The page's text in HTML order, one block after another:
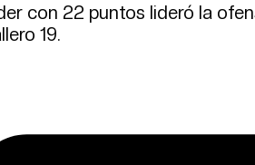
con 22 puntos lideró la
19.